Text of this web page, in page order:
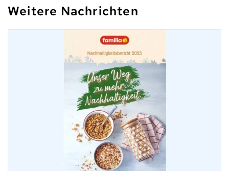
Weitere Nachrichten